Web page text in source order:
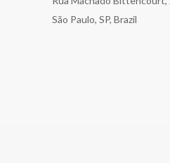
São Paulo, SP, Brazil